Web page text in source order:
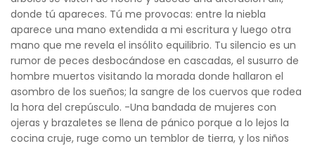
donde tú apareces. Tú me provocas: entre la niebla
aparece una mano extendida a mi escritura y luego otra
mano que me revela el insólito equilibrio. Tu silencio es un
rumor de peces desbocándose en cascadas, el susurro de
hombre muertos visitando la morada donde hallaron el
asombro de los sueños; la sangre de los cuervos que rodea
la hora del crepúsculo. -Una bandada de mujeres con
ojeras y brazaletes se llena de pánico porque a lo lejos la
cocina cruje, ruge como un temblor de tierra, y los niños